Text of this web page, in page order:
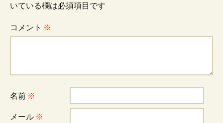
ゲ
ー
シ
ョ
いている欄は必須項目です
コメント ※
名前 ※
メール ※